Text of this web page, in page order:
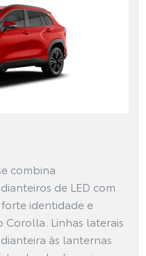
combina
de LED com
identidade e
Linhas laterais
às lanternas